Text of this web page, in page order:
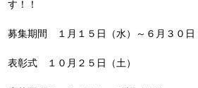
す！！
募集期間 １月１５日（水）～６月３０日
表彰式 １０月２５日（土）